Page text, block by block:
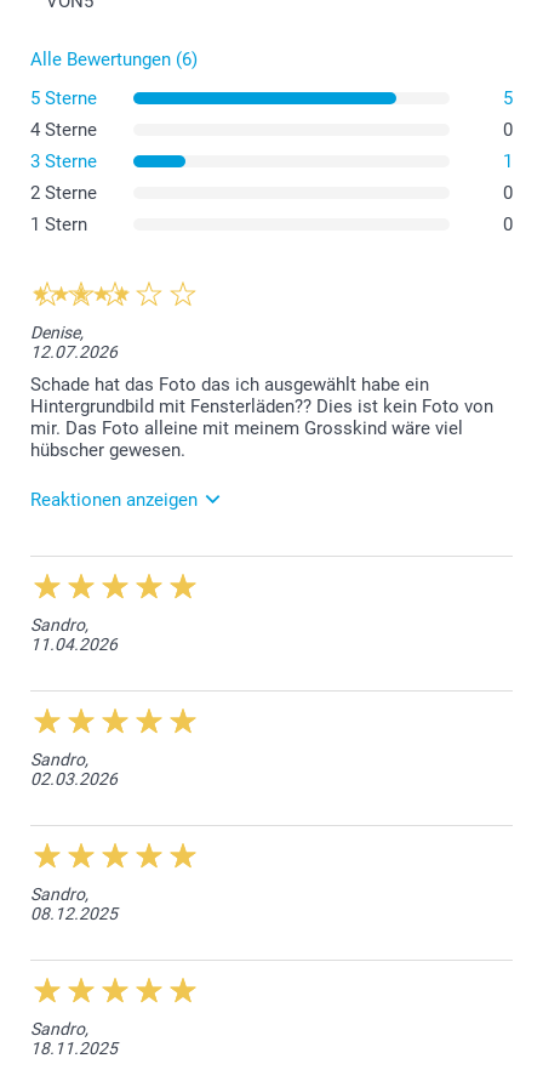
Waschen:
Bügeln:
Bleichen:
M-L
Alle Bewertungen (6)
5 Sterne
5
4 Sterne
0
3 Sterne
1
2 Sterne
0
1 Stern
0
Denise,
12.07.2026
Schade hat das Foto das ich ausgewählt habe ein
Hintergrundbild mit Fensterläden?? Dies ist kein Foto von
mir. Das Foto alleine mit meinem Grosskind wäre viel
hübscher gewesen.
Reaktionen anzeigen
21.07.2026
Liebe Kundin, für eine Überprüfung der Angelegenheit
nehmen Sie doch bitte mit unserem Kundenservice
Kontakt auf: service.de@smartphoto.ch. Bei einem
Produktionsfehler erhalten Sie selbstverständlich
Kreationsfehlern von der smartgarantie. Freundliche
Grüsse smartphoto
Sandro,
11.04.2026
Sandro,
02.03.2026
Sandro,
08.12.2025
Sandro,
18.11.2025